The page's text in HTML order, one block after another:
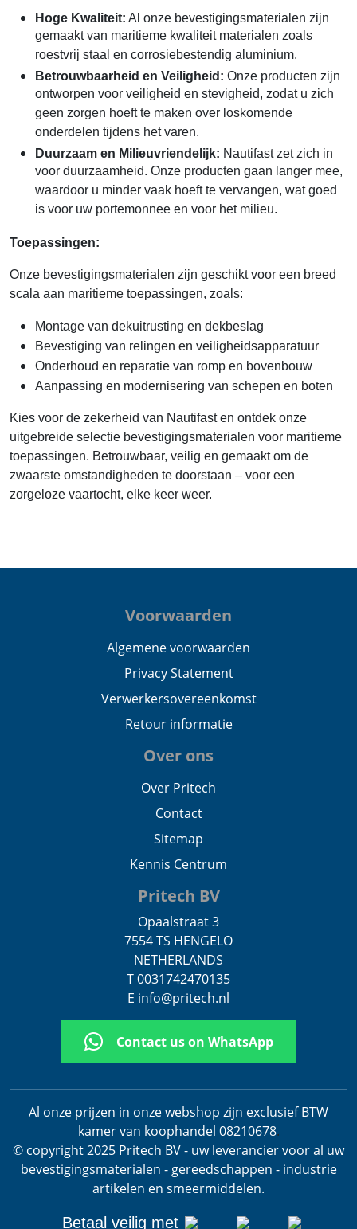
Hoge Kwaliteit: Al onze bevestigingsmaterialen zijn
gemaakt van maritieme kwaliteit materialen zoals
roestvrij staal en corrosiebestendig aluminium.
Betrouwbaarheid en Veiligheid: Onze producten zijn
ontworpen voor veiligheid en stevigheid, zodat u zich
geen zorgen hoeft te maken over loskomende
onderdelen tijdens het varen.
Duurzaam en Milieuvriendelijk: Nautifast zet zich in
voor duurzaamheid. Onze producten gaan langer mee,
waardoor u minder vaak hoeft te vervangen, wat goed
is voor uw portemonnee en voor het milieu.
Toepassingen:
Onze bevestigingsmaterialen zijn geschikt voor een breed
scala aan maritieme toepassingen, zoals:
Montage van dekuitrusting en dekbeslag
Bevestiging van relingen en veiligheidsapparatuur
Onderhoud en reparatie van romp en bovenbouw
Aanpassing en modernisering van schepen en boten
Kies voor de zekerheid van Nautifast en ontdek onze
uitgebreide selectie bevestigingsmaterialen voor maritieme
toepassingen. Betrouwbaar, veilig en gemaakt om de
zwaarste omstandigheden te doorstaan – voor een
zorgeloze vaartocht, elke keer weer.
Voorwaarden
Algemene voorwaarden
Privacy Statement
Verwerkersovereenkomst
Retour informatie
Over ons
Over Pritech
Contact
Sitemap
Kennis Centrum
Pritech BV
Opaalstraat 3
7554 TS HENGELO
NETHERLANDS
T 0031742470135
E info@pritech.nl
Contact us on WhatsApp
Al onze prijzen in onze webshop zijn exclusief BTW
kamer van koophandel 08210678.
© copyright 2025 Pritech BV - uw leverancier voor al uw
bevestigingsmaterialen - gereedschappen - industrie
artikelen en smeermiddelen.
Betaal veilig met